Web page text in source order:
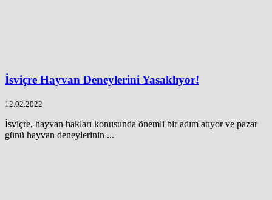
İsviçre Hayvan Deneylerini Yasaklıyor!
12.02.2022
İsviçre, hayvan hakları konusunda önemli bir adım atıyor ve pazar
günü hayvan deneylerinin ...